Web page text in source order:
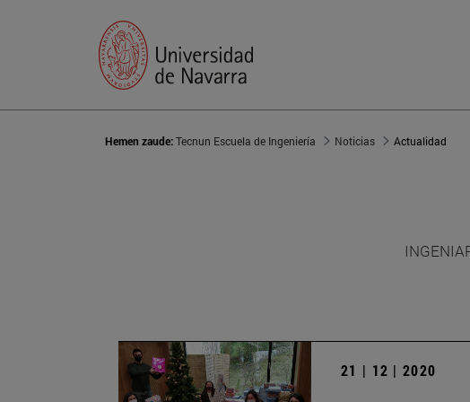
Hemen zaude:Tecnun Escuela de Ingeniería Noticias Actualidad
21 | 12 | 2020